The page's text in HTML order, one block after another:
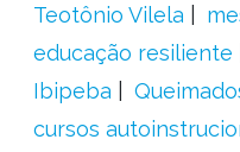
Teotônio Vilela
educação resiliente
Ibipeba
cursos